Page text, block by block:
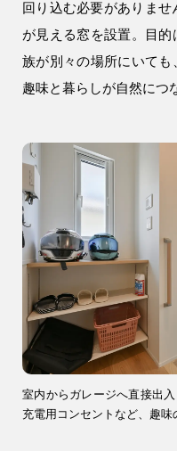
回り込む必要がありま
が見える窓を設置。目
族が別々の場所にいても
趣味と暮らしが自然につ
室内からガレージへ直接出
充電用コンセントなど、趣味